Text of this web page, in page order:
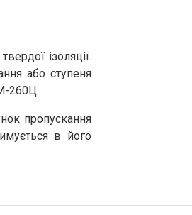
ізоляції.
або ступеня
260Ц.
пропускання
в його